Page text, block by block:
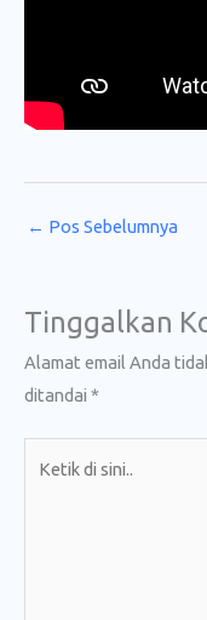
← Pos Sebelumnya
Tinggalkan
Alamat email Anda
ditandai *